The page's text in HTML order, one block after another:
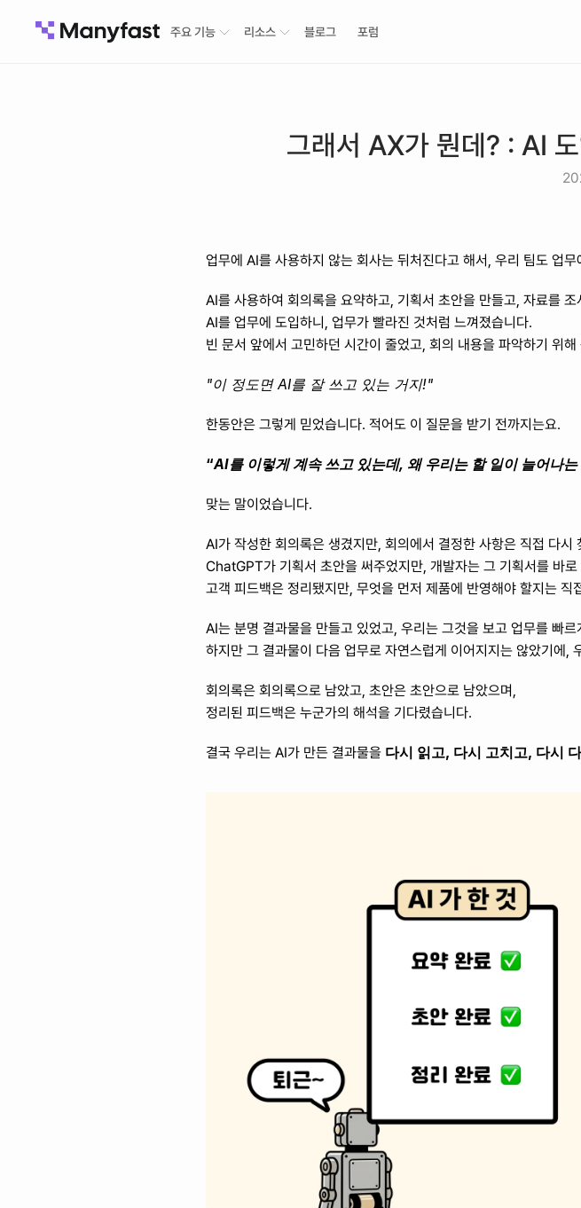
그래서 AX가 뭔데? : AI
업무에 AI를 사용하지 않는 회사는 뒤처진다고 해서, 우리 팀도 업
AI를 사용하여 회의록을 요약하고, 기획서 초안을 만들고, 자료를
AI를 업무에 도입하니, 업무가 빨라진 것처럼 느껴졌습니다.
빈 문서 앞에서 고민하던 시간이 줄었고, 회의 내용을 파악하기 위
"이 정도면 AI를 잘 쓰고 있는 거지!"
한동안은 그렇게 믿었습니다. 적어도 이 질문을 받기 전까지는요.
“AI를 이렇게 계속 쓰고 있는데, 왜 우리는 할 일이 늘어나
맞는 말이었습니다.
AI가 작성한 회의록은 생겼지만, 회의에서 결정한 사항은 직접 다시
ChatGPT가 기획서 초안을 써주었지만, 개발자는 그 기획서를 바
고객 피드백은 정리됐지만, 무엇을 먼저 제품에 반영해야 할지는 직
AI는 분명 결과물을 만들고 있었고, 우리는 그것을 보고 업무를 빠
하지만 그 결과물이 다음 업무로 자연스럽게 이어지지는 않았기에,
회의록은 회의록으로 남았고, 초안은 초안으로 남았으며,
정리된 피드백은 누군가의 해석을 기다렸습니다.
결국 우리는 AI가 만든 결과물을 다시 읽고, 다시 고치고, 다시
주요 기능 리소스 블로그 포럼